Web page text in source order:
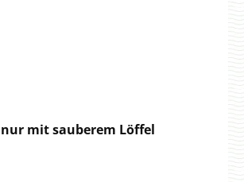
mit sauberem Löffel